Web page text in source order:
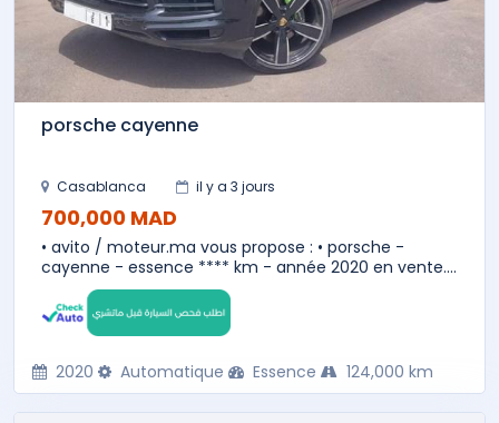
porsche cayenne
Casablanca il y a 3 jours
700,000 MAD
• avito / moteur.ma vous propose : • porsche -
cayenne - essence **** km - année 2020 en vente....
2020 Automatique Essence 124,000 km